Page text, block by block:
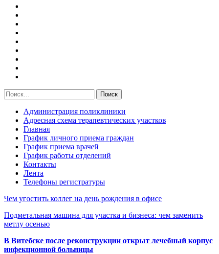
Администрация поликлиники
Адресная схема терапевтических участков
Главная
График личного приема граждан
График приема врачей
График работы отделений
Контакты
Лента
Телефоны регистратуры
Чем угостить коллег на день рождения в офисе
Подметальная машина для участка и бизнеса: чем заменить
метлу осенью
В Витебске после реконструкции открыт лечебный корпус
инфекционной больницы